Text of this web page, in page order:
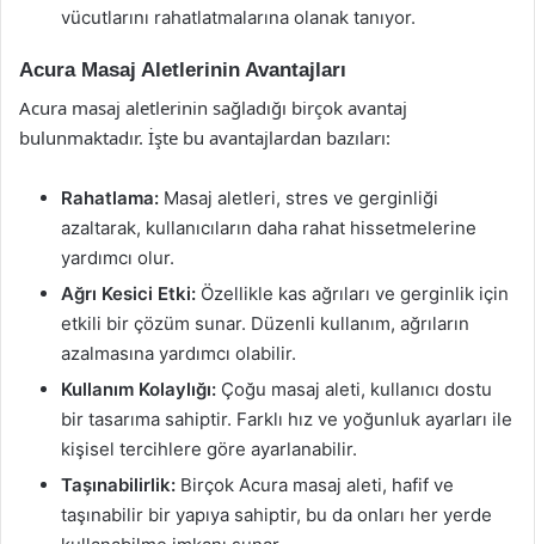
vücutlarını rahatlatmalarına olanak tanıyor.
Acura Masaj Aletlerinin Avantajları
Acura masaj aletlerinin sağladığı birçok avantaj
bulunmaktadır. İşte bu avantajlardan bazıları:
Rahatlama: Masaj aletleri, stres ve gerginliği
azaltarak, kullanıcıların daha rahat hissetmelerine
yardımcı olur.
Ağrı Kesici Etki: Özellikle kas ağrıları ve gerginlik için
etkili bir çözüm sunar. Düzenli kullanım, ağrıların
azalmasına yardımcı olabilir.
Kullanım Kolaylığı: Çoğu masaj aleti, kullanıcı dostu
bir tasarıma sahiptir. Farklı hız ve yoğunluk ayarları ile
kişisel tercihlere göre ayarlanabilir.
Taşınabilirlik: Birçok Acura masaj aleti, hafif ve
taşınabilir bir yapıya sahiptir, bu da onları her yerde